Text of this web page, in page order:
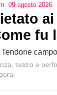
.09 agosto 2026
fu
Tendone
teatro e